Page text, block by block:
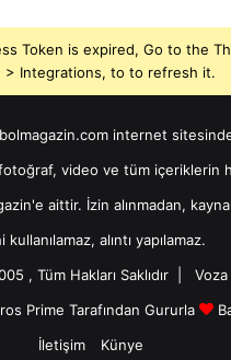
Token is expired, Go to the
> Integrations, to to refresh it.
internet
fotoğraf, video ve tüm içeriklerin
aittir. İzin alınmadan,
kullanılamaz, alıntı yapılamaz.
, Tüm Hakları Saklıdır |
Prime Tarafından Gururla
İletişim
Künye